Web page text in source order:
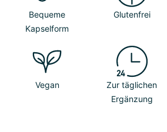
Bequeme
Kapselform
Glutenfrei
Vegan
Zur täglichen
Ergänzung